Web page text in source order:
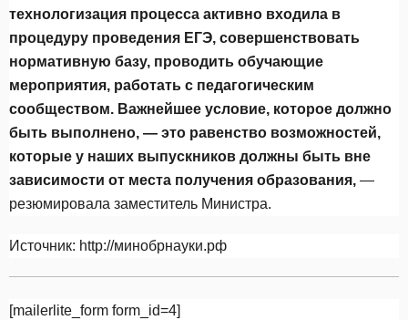
технологизация процесса активно входила в
процедуру проведения ЕГЭ, совершенствовать
нормативную базу, проводить обучающие
мероприятия, работать с педагогическим
сообществом. Важнейшее условие, которое должно
быть выполнено, — это равенство возможностей,
которые у наших выпускников должны быть вне
зависимости от места получения образования, —
резюмировала заместитель Министра.
Источник: http://минобрнауки.рф
[mailerlite_form form_id=4]